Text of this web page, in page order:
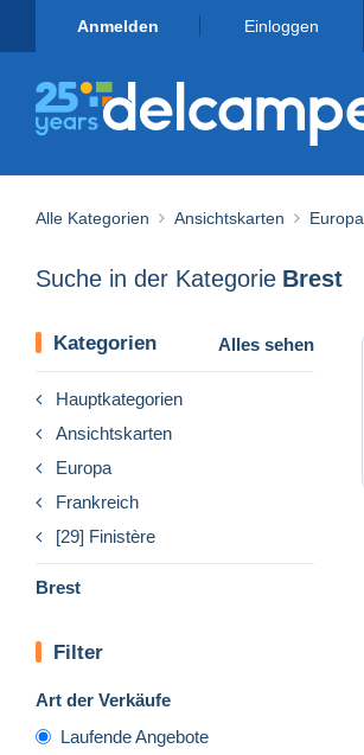
Anmelden Einloggen
Alle Kategorien Ansichtskarten Europa
Suche in der Kategorie Brest
Kategorien Alles sehen
Hauptkategorien
Ansichtskarten
Europa
Frankreich
[29] Finistère
Brest
Filter
Art der Verkäufe
Laufende Angebote